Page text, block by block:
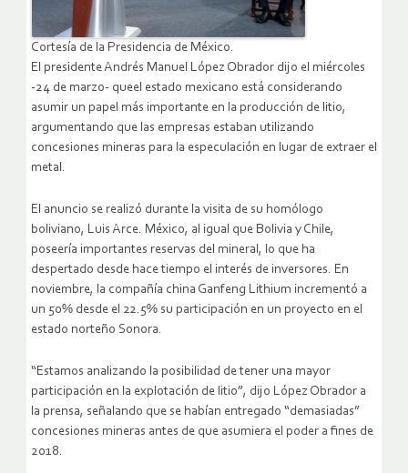
Cortesía de la Presidencia de México.
El presidente Andrés Manuel López Obrador dijo el miércoles
-24 de marzo- queel estado mexicano está considerando
asumir un papel más importante en la producción de litio,
argumentando que las empresas estaban utilizando
concesiones mineras para la especulación en lugar de extraer el
metal.
El anuncio se realizó durante la visita de su homólogo
boliviano, Luis Arce. México, al igual que Bolivia y Chile,
poseería importantes reservas del mineral, lo que ha
despertado desde hace tiempo el interés de inversores. En
noviembre, la compañía china Ganfeng Lithium incrementó a
un 50% desde el 22.5% su participación en un proyecto en el
estado norteño Sonora.
“Estamos analizando la posibilidad de tener una mayor
participación en la explotación de litio”, dijo López Obrador a
la prensa, señalando que se habían entregado “demasiadas”
concesiones mineras antes de que asumiera el poder a fines de
2018.